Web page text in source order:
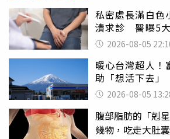
私密處長滿白色
潰求診 醫曝5
2026-08-05
暖心台灣超人！
助「想活下去
山：台灣真的是
2026-08-05
腹部脂肪的「剋
幾物，吃走大肚